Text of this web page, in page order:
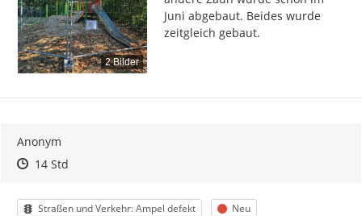
2 Bilder
Juni abgebaut. Beides wurde
zeitgleich gebaut.
Anonym
Zeitpunkt des Erstellens
Zeitpunkt des Erstellens
14 StdZur Äußerung
Kategorie
Straßen und Verkehr: Ampel defekt Status
Neu